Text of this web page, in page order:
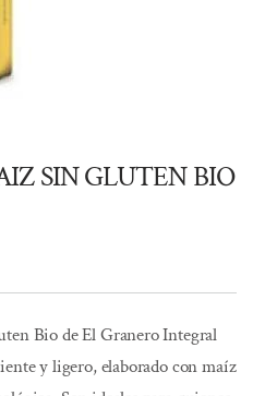
SIN GLUTEN BIO
Bio de El Granero Integral
y ligero, elaborado con maíz